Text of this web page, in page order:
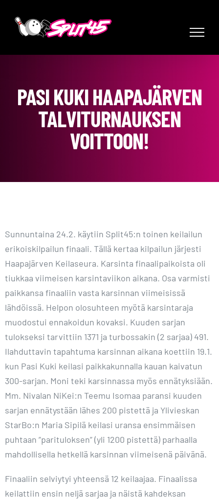
content
PASI KUKI HAAPAJÄRVEN
TALVITURNAUKSEN
VOITTOON!
Sunnuntaina 24.2. käytiin Split45:n toinen keilailun
erikoiskilpailun finaali. Tällä kertaa kilpailun järjesti
Haapajärven Keilaseura. Karsinta finaalipaikoista oli
tiukkaa viimeisen karsintaviikon aikana. Osa varmisti
paikkansa finaaliin vasta karsinnan viimeisissä
lähdöissä. Helpon olosuhteen myötä karsintaraja
muodostui ennakoidun kovaksi. Kuuden sarjan
tulokseksi tarvittiin 1371 ja turbossakin (2 sarjaa) 491.
Ilahduttavin tapahtuma karsinnan aikana koettiin 19.1.
kun Pasi Kuki keilasi paikkakunnalla kauan kaivatun
300-sarjan. Moni teki karsinnassa myös ennätyksiään.
Mm. Nivalan NiKei:n Teemu Isomaa paransi kuuden
sarjan ennätystään lähes 200 pistettä ja Ylivieskan
StarBo:n Maria Sipilä keilasi uransa ensimmäisen
puhtaan ”parituloksen” (yli 1200 pistettä) parhaalla
mahdollisella hetkellä karsinnan viimeisenä päivänä.
Finaaliin selviytyi yhteensä 12 keilaajaa. Finaalissa
keilattiin ensin neljä sarjaa ja näistä kahdeksan